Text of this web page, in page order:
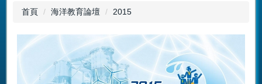
首頁 海洋教育論壇 2015